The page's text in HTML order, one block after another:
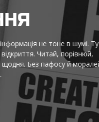
не тоне в шумі. Тут
Читай, порівнюй,
Без пафосу й моралей: